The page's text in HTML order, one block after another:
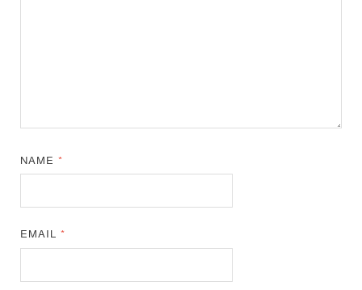
NAME*
EMAIL*